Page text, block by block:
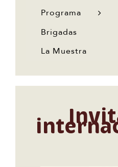
Programa
Brigadas
La Muestra